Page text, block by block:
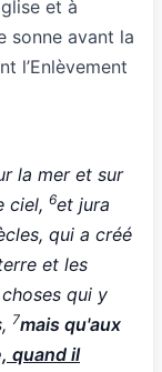
et à
sonne avant la
l’Enlèvement
la mer et sur
ciel, 6et jura
qui a créé
et les
qui y
7mais qu'aux
quand il